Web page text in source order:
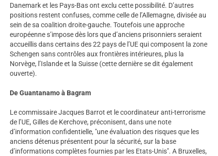
Danemark et les Pays-Bas ont exclu cette possibilité. D’autres
positions restent confuses, comme celle de l’Allemagne, divisée au
sein de sa coalition droite-gauche. Toutefois une approche
européenne s’impose dès lors que d’anciens prisonniers seraient
accueillis dans certains des 22 pays de l’UE qui composent la zone
Schengen sans contrôles aux frontières intérieures, plus la
Norvège, l’Islande et la Suisse (cette dernière se dit également
ouverte).
De Guantanamo à Bagram
Le commissaire Jacques Barrot et le coordinateur anti-terrorisme
de l’UE, Gilles de Kerchove, préconisent, dans une note
d’information confidentielle, "une évaluation des risques que les
anciens détenus présentent pour la sécurité, sur la base
d’informations complètes fournies par les Etats-Unis". A Bruxelles,